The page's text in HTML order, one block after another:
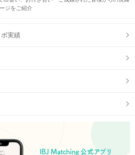
ジをご紹介
実績